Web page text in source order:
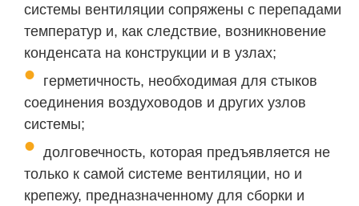
системы вентиляции сопряжены с перепадами
температур и, как следствие, возникновение
конденсата на конструкции и в узлах;
герметичность, необходимая для стыков
соединения воздуховодов и других узлов
системы;
долговечность, которая предъявляется не
только к самой системе вентиляции, но и
крепежу, предназначенному для сборки и